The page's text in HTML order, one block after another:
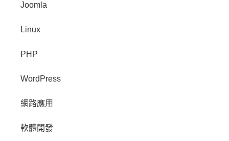
Joomla
Linux
PHP
WordPress
網路應用
軟體開發